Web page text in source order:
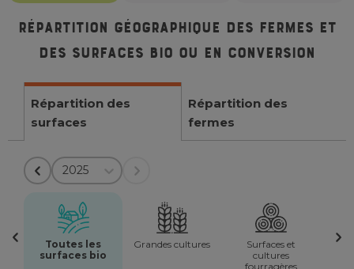
Répartition géographique des fermes et
des surfaces bio ou en conversion
Répartition des
surfaces
Répartition des
fermes
2025
Toutes les
surfaces bio
Grandes cultures
Surfaces et
cultures
fourragères